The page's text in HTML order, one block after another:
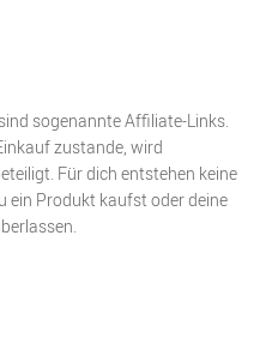
sogenannte Affiliate-Links.
zustande, wird
Für dich entstehen keine
ein Produkt kaufst oder deine